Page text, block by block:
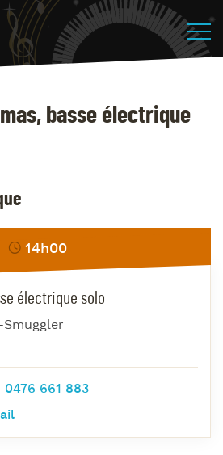
basse électrique
14h00
électrique solo
0476 661 883